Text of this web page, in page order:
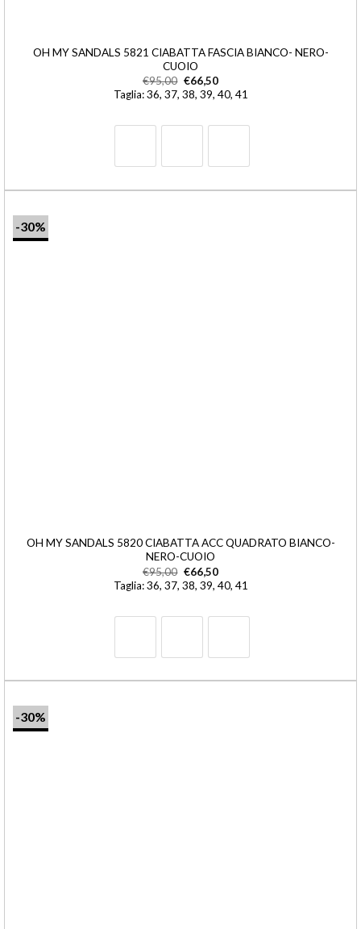
OH MY SANDALS 5821 CIABATTA FASCIA BIANCO- NERO-
CUOIO
€95,00 €66,50
Taglia: 36, 37, 38, 39, 40, 41
-30%
OH MY SANDALS 5820 CIABATTA ACC QUADRATO BIANCO-
NERO-CUOIO
€95,00 €66,50
Taglia: 36, 37, 38, 39, 40, 41
-30%